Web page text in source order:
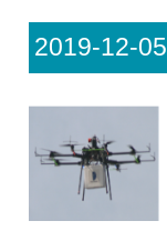
2019-12-05